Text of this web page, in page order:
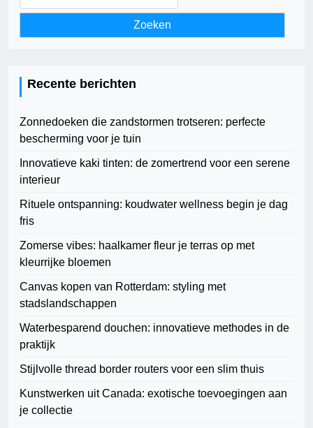
naar:
Recente berichten
Zonnedoeken die zandstormen trotseren: perfecte
bescherming voor je tuin
Innovatieve kaki tinten: de zomertrend voor een serene
interieur
Rituele ontspanning: koudwater wellness begin je dag
fris
Zomerse vibes: haalkamer fleur je terras op met
kleurrijke bloemen
Canvas kopen van Rotterdam: styling met
stadslandschappen
Waterbesparend douchen: innovatieve methodes in de
praktijk
Stijlvolle thread border routers voor een slim thuis
Kunstwerken uit Canada: exotische toevoegingen aan
je collectie